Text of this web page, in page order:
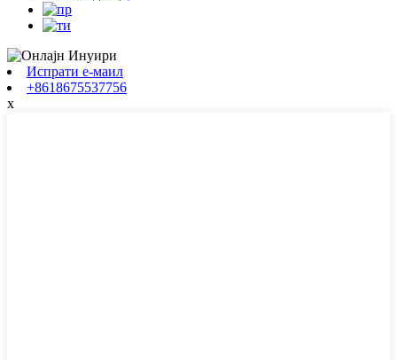
Испрати е-маил
+8618675537756
x